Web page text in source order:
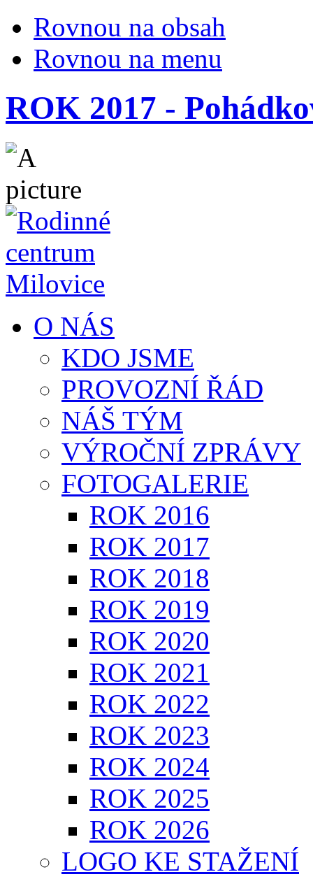
Rovnou na obsah
Rovnou na menu
ROK 2017 -
O NÁS
KDO JSME
PROVOZNÍ ŘÁD
NÁŠ TÝM
VÝROČNÍ ZPRÁVY
FOTOGALERIE
ROK 2016
ROK 2017
ROK 2018
ROK 2019
ROK 2020
ROK 2021
ROK 2022
ROK 2023
ROK 2024
ROK 2025
ROK 2026
LOGO KE STAŽENÍ